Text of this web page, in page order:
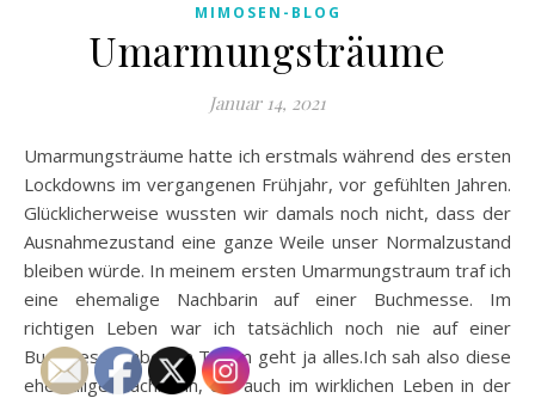
MIMOSEN-BLOG
Umarmungsträume
Januar 14, 2021
Umarmungsträume hatte ich erstmals während des ersten
Lockdowns im vergangenen Frühjahr, vor gefühlten Jahren.
Glücklicherweise wussten wir damals noch nicht, dass der
Ausnahmezustand eine ganze Weile unser Normalzustand
bleiben würde. In meinem ersten Umarmungstraum traf ich
eine ehemalige Nachbarin auf einer Buchmesse. Im
richtigen Leben war ich tatsächlich noch nie auf einer
Buchmesse, aber im Traum geht ja alles.Ich sah also diese
ehemalige Nachbarin, die auch im wirklichen Leben in der